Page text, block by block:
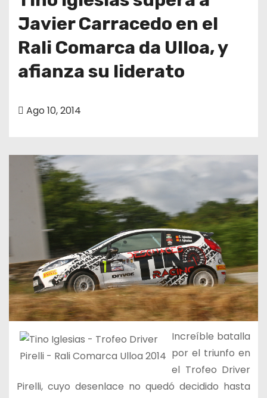
Javier Carracedo en el
Rali Comarca da Ulloa, y
afianza su liderato
Ago 10, 2014
Increíble batalla
por el triunfo en
el Trofeo Driver
Pirelli, cuyo desenlace no quedó decidido hasta